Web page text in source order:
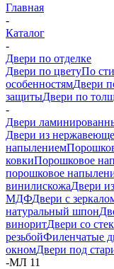
Главная
-
Каталог
-
Двери по отделке
Двери по цветуПо
особенностямДвери
защитыДвери по
-
Двери
Двери из
напылением
ковкиПорошковое
порошковое
винилискожаДвери
МДФДвери с
натуральный шпон
виноритДвери со
резьбойФиленчатые
окномДвери под
-МЛ 11